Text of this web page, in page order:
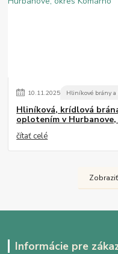
10.11.2025 Hliníkové brány
Hliníková, krídlová
oplotením v
čítať celé
Informácie pre